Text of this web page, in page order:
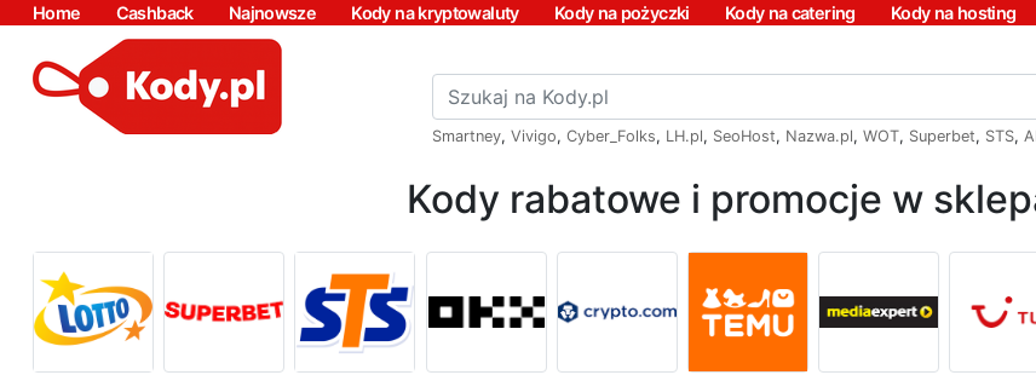
Home Cashback Najnowsze Kody na kryptowaluty Kody na pożyczki Kody na catering Kody na hosting
Smartney, Vivigo, Cyber_Folks, LH.pl, SeoHost, Nazwa.pl, WOT, Superbet, STS,
Kody rabatowe i promocje w